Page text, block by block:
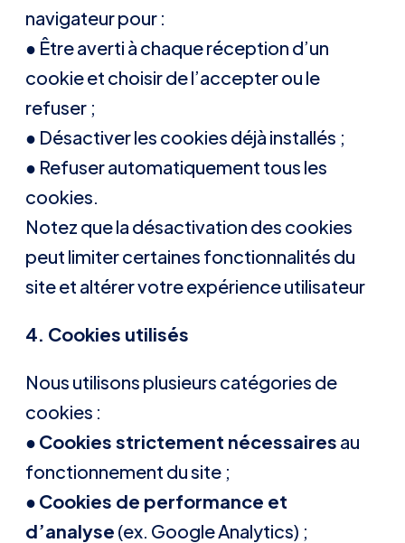
navigateur pour :
● Être averti à chaque réception d’un
cookie et choisir de l’accepter ou le
refuser ;
● Désactiver les cookies déjà installés ;
● Refuser automatiquement tous les
cookies.
Notez que la désactivation des cookies
peut limiter certaines fonctionnalités du
site et altérer votre expérience utilisateur
4. Cookies utilisés
Nous utilisons plusieurs catégories de
cookies :
● Cookies strictement nécessaires au
fonctionnement du site ;
● Cookies de performance et
d’analyse (ex. Google Analytics) ;